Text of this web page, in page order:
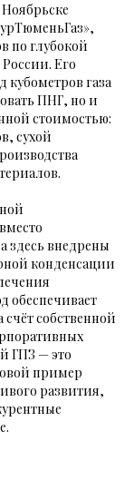
по глубокой
России. Его
газа
ПНГ, но и
стоимостью:
сухой
здесь внедрены
конденсации
обеспечивает
собственной
ГПЗ — это
пример
развития,